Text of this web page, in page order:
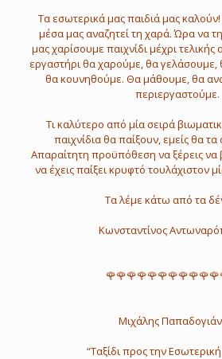
Τα εσωτερικά μας παιδιά μας
μέσα μας αναζητεί τη χαρά. Ώρα να
μας χαρίσουμε παιχνίδι μέχρι
εργαστήρι θα χαρούμε, θα
θα κουνηθούμε. Θα μάθουμε, θα
περιεργαστούμε.
Τι καλύτερο από μία σειρά
παιχνίδια θα παίξουν, εμείς θα
Απαραίτητη προϋπόθεση να ξέρεις να
να έχεις παίξει κρυφτό τουλάχιστον
Τα λέμε κάτω από τα
Κωνσταντίνος
Μιχάλης
“Ταξίδι προς την